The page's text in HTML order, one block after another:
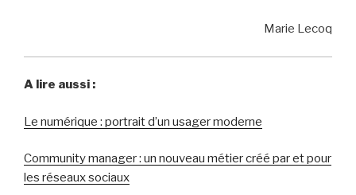
Marie Lecoq
A lire aussi :
Le numérique : portrait d’un usager moderne
Community manager : un nouveau métier créé par et pour
les réseaux sociaux